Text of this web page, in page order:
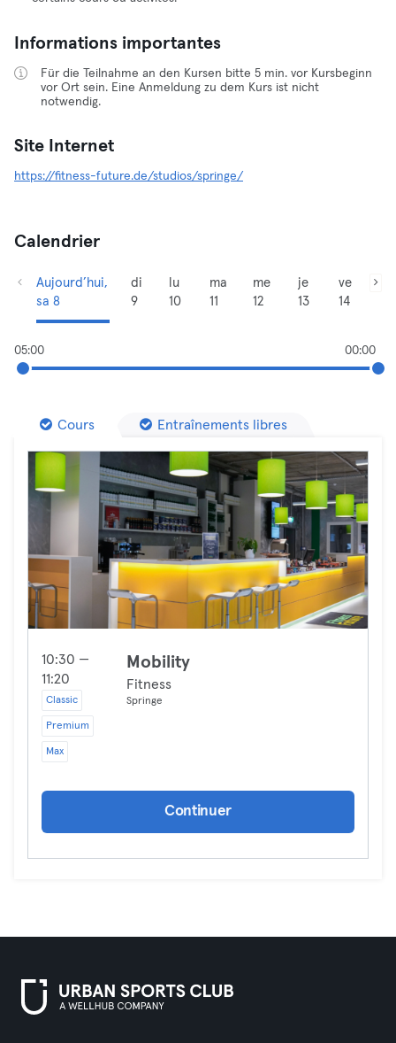
Informations importantes
Für die Teilnahme an den Kursen bitte 5 min. vor Kursbeginn
vor Ort sein. Eine Anmeldung zu dem Kurs ist nicht
notwendig.
Site Internet
https://fitness-future.de/studios/springe/
Calendrier
Aujourd’hui,
sa 8
di
9
lu
10
ma
11
me
12
je
13
ve
14
05:00 00:00
Cours Entraînements libres
10:30 —
11:20
Classic
Premium
Max
Mobility
Fitness
Springe
Continuer